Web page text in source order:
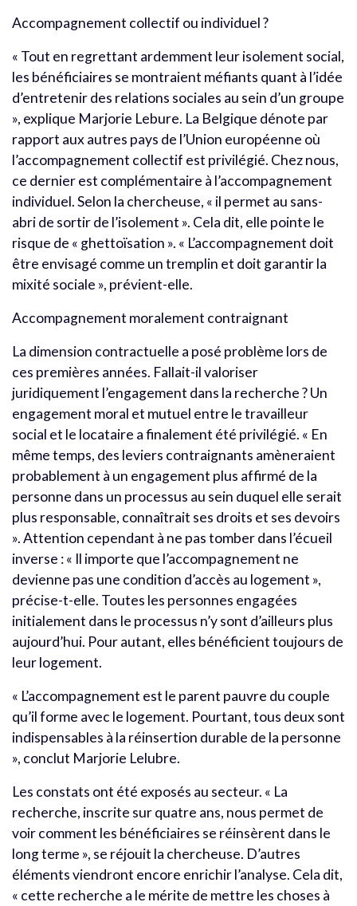
Accompagnement collectif ou individuel ?
« Tout en regrettant ardemment leur isolement social,
les bénéficiaires se montraient méfiants quant à l’idée
d’entretenir des relations sociales au sein d’un groupe
», explique Marjorie Lebure. La Belgique dénote par
rapport aux autres pays de l’Union européenne où
l’accompagnement collectif est privilégié. Chez nous,
ce dernier est complémentaire à l’accompagnement
individuel. Selon la chercheuse, « il permet au sans-
abri de sortir de l’isolement ». Cela dit, elle pointe le
risque de « ghettoïsation ». « L’accompagnement doit
être envisagé comme un tremplin et doit garantir la
mixité sociale », prévient-elle.
Accompagnement moralement contraignant
La dimension contractuelle a posé problème lors de
ces premières années. Fallait-il valoriser
juridiquement l’engagement dans la recherche ? Un
engagement moral et mutuel entre le travailleur
social et le locataire a finalement été privilégié. « En
même temps, des leviers contraignants amèneraient
probablement à un engagement plus affirmé de la
personne dans un processus au sein duquel elle serait
plus responsable, connaîtrait ses droits et ses devoirs
». Attention cependant à ne pas tomber dans l’écueil
inverse : « Il importe que l’accompagnement ne
devienne pas une condition d’accès au logement »,
précise-t-elle. Toutes les personnes engagées
initialement dans le processus n’y sont d’ailleurs plus
aujourd’hui. Pour autant, elles bénéficient toujours de
leur logement.
« L’accompagnement est le parent pauvre du couple
qu’il forme avec le logement. Pourtant, tous deux sont
indispensables à la réinsertion durable de la personne
», conclut Marjorie Lelubre.
Les constats ont été exposés au secteur. « La
recherche, inscrite sur quatre ans, nous permet de
voir comment les bénéficiaires se réinsèrent dans le
long terme », se réjouit la chercheuse. D’autres
éléments viendront encore enrichir l’analyse. Cela dit,
« cette recherche a le mérite de mettre les choses à